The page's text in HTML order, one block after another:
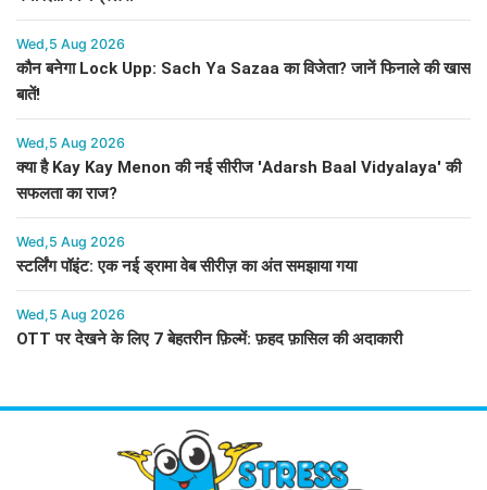
Wed,5 Aug 2026
कौन बनेगा Lock Upp: Sach Ya Sazaa का विजेता? जानें फिनाले की खास
बातें!
Wed,5 Aug 2026
क्या है Kay Kay Menon की नई सीरीज 'Adarsh Baal Vidyalaya' की
सफलता का राज?
Wed,5 Aug 2026
स्टर्लिंग पॉइंट: एक नई ड्रामा वेब सीरीज़ का अंत समझाया गया
Wed,5 Aug 2026
OTT पर देखने के लिए 7 बेहतरीन फ़िल्में: फ़हद फ़ासिल की अदाकारी